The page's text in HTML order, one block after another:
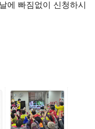
에 빠짐없이 신청하시